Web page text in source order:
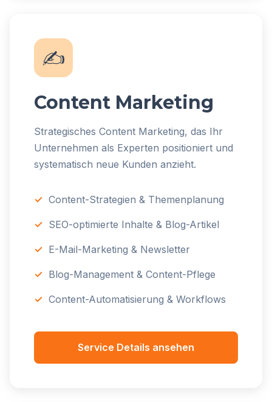
✍️
Content Marketing
Strategisches Content Marketing, das Ihr
Unternehmen als Experten positioniert und
systematisch neue Kunden anzieht.
Content-Strategien & Themenplanung
SEO-optimierte Inhalte & Blog-Artikel
E-Mail-Marketing & Newsletter
Blog-Management & Content-Pflege
Content-Automatisierung & Workflows
Service Details ansehen